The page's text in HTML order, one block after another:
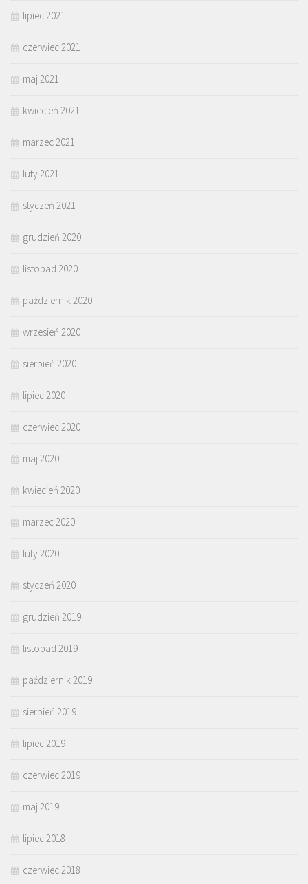
lipiec 2021
czerwiec 2021
maj 2021
kwiecień 2021
marzec 2021
luty 2021
styczeń 2021
grudzień 2020
listopad 2020
październik 2020
wrzesień 2020
sierpień 2020
lipiec 2020
czerwiec 2020
maj 2020
kwiecień 2020
marzec 2020
luty 2020
styczeń 2020
grudzień 2019
listopad 2019
październik 2019
sierpień 2019
lipiec 2019
czerwiec 2019
maj 2019
lipiec 2018
czerwiec 2018